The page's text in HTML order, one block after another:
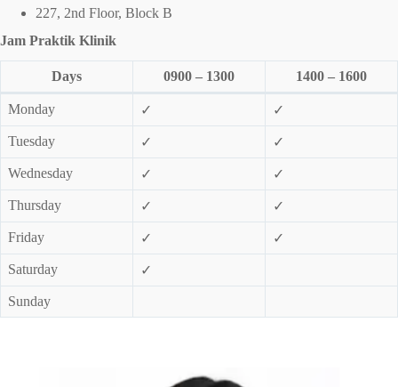
227, 2nd Floor, Block B
Jam Praktik Klinik
Days 0900 – 1300 1400 – 1600
Monday ✓ ✓
Tuesday ✓ ✓
Wednesday ✓ ✓
Thursday ✓ ✓
Friday ✓ ✓
Saturday ✓
Sunday